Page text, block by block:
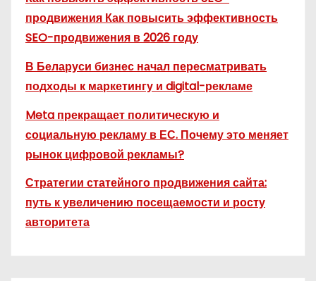
продвижения Как повысить эффективность
SEO-продвижения в 2026 году
В Беларуси бизнес начал пересматривать
подходы к маркетингу и digital-рекламе
Meta прекращает политическую и
социальную рекламу в ЕС. Почему это меняет
рынок цифровой рекламы?
Стратегии статейного продвижения сайта:
путь к увеличению посещаемости и росту
авторитета